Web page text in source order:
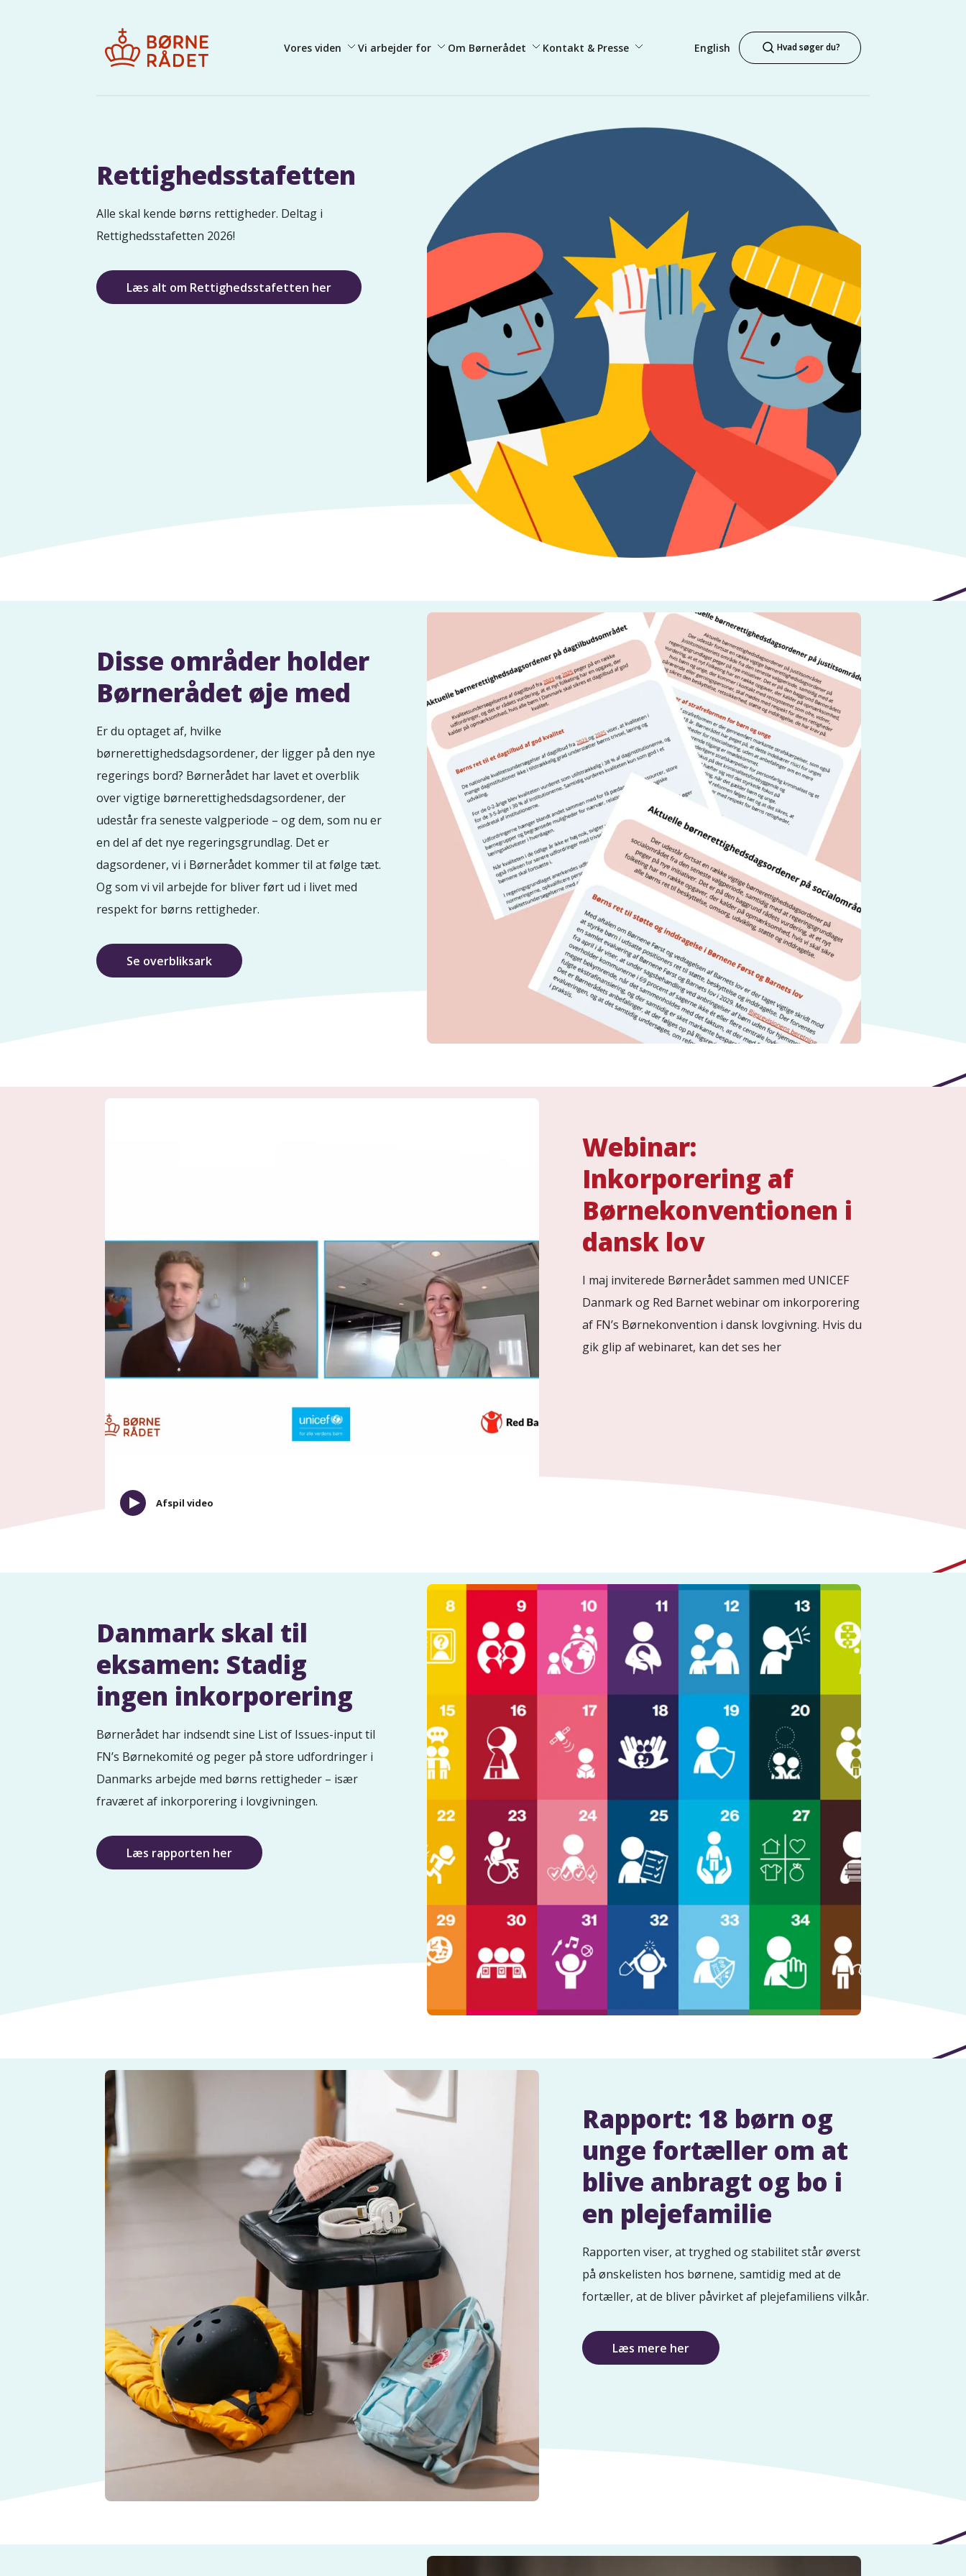
Vores viden Vi arbejder for Om Børnerådet Kontakt & Presse English Hvad søger du?
Rettighedsstafetten
Alle skal kende børns rettigheder. Deltag i
Rettighedsstafetten 2026!
Læs alt om Rettighedsstafetten her
Disse områder holder
Børnerådet øje med
Er du optaget af, hvilke
børnerettighedsdagsordener, der ligger på den nye
regerings bord? Børnerådet har lavet et overblik
over vigtige børnerettighedsdagsordener, der
udestår fra seneste valgperiode – og dem, som nu er
en del af det nye regeringsgrundlag. Det er
dagsordener, vi i Børnerådet kommer til at følge tæt.
Og som vi vil arbejde for bliver ført ud i livet med
respekt for børns rettigheder.
Se overbliksark
Afspil video
Webinar:
Inkorporering af
Børnekonventionen i
dansk lov
I maj inviterede Børnerådet sammen med UNICEF
Danmark og Red Barnet webinar om inkorporering
af FN’s Børnekonvention i dansk lovgivning. Hvis du
gik glip af webinaret, kan det ses her
Danmark skal til
eksamen: Stadig
ingen inkorporering
Børnerådet har indsendt sine List of Issues-input til
FN’s Børnekomité og peger på store udfordringer i
Danmarks arbejde med børns rettigheder – især
fraværet af inkorporering i lovgivningen.
Læs rapporten her
Rapport: 18 børn og
unge fortæller om at
blive anbragt og bo i
en plejefamilie
Rapporten viser, at tryghed og stabilitet står øverst
på ønskelisten hos børnene, samtidig med at de
fortæller, at de bliver påvirket af plejefamiliens vilkår.
Læs mere her